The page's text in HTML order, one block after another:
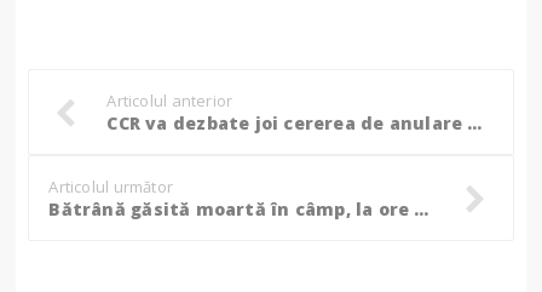
Articolul anterior
CCR va dezbate joi cererea de anulare a alegerilor depusă de Simion. Dacă e respinsă, va valida rezultatul final!
Articolul următor
Bătrână găsită moartă în câmp, la ore bune de la producerea cumplitului accident de la Flămânzi!